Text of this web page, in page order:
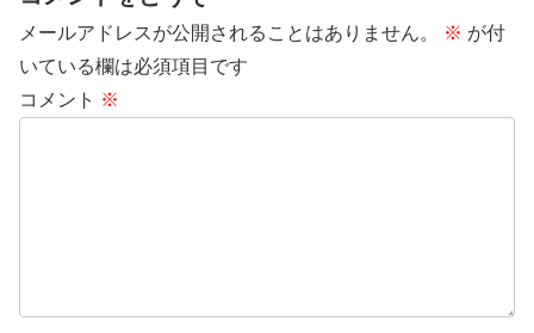
メールアドレスが公開されることはありません。 ※ が付
いている欄は必須項目です
コメント ※